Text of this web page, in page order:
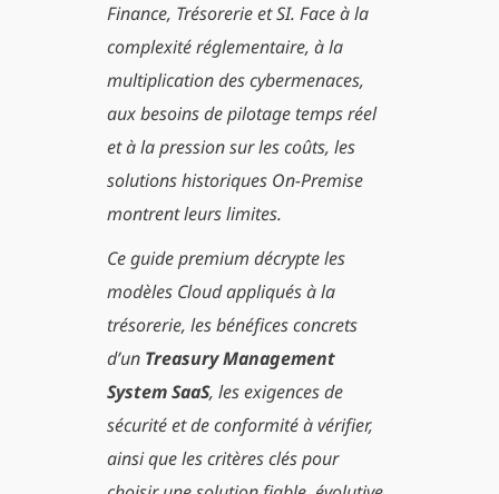
Finance, Trésorerie et SI. Face à la
complexité réglementaire, à la
multiplication des cybermenaces,
aux besoins de pilotage temps réel
et à la pression sur les coûts, les
solutions historiques On-Premise
montrent leurs limites.
Ce guide premium décrypte les
modèles Cloud appliqués à la
trésorerie, les bénéfices concrets
d’un Treasury Management
System SaaS, les exigences de
sécurité et de conformité à vérifier,
ainsi que les critères clés pour